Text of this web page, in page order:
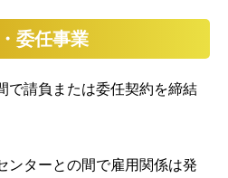
委任事業
で請負または委任契約を締結
ンターとの間で雇用関係は発